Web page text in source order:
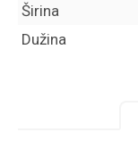
Širina
Dužina